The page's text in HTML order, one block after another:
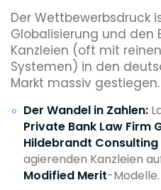
Der Wettbewerbsdruck
Globalisierung und den
Kanzleien (oft mit
Systemen) in den
Markt massiv gestiegen.
Der Wandel in Zahlen:
Private Bank Law Firm
Hildebrandt Consulting
agierenden Kanzleien
Modified Merit-Modelle.